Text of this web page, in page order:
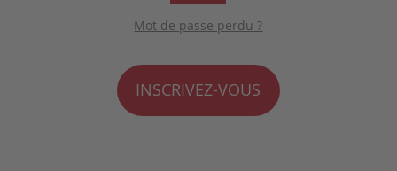
Mot de passe perdu ?
INSCRIVEZ-VOUS